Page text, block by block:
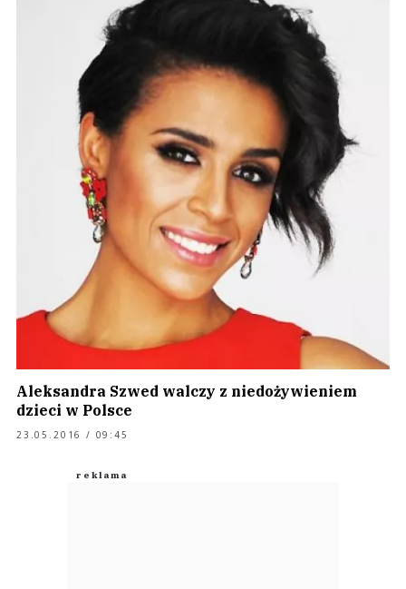
Aleksandra Szwed walczy z niedożywieniem
dzieci w Polsce
23.05.2016 / 09:45